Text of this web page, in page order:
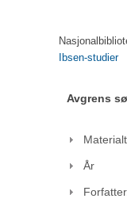
Ibsen-studier
Avgrens
År